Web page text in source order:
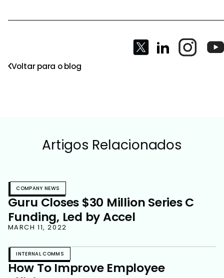
Voltar para o blog
Artigos Relacionados
COMPANY NEWS
Guru Closes $30 Million Series C
Funding, Led by Accel
MARCH 11, 2022
INTERNAL COMMS
How To Improve Employee